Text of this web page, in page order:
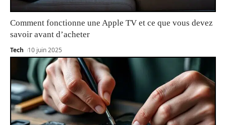
Comment fonctionne une Apple TV et ce que vous devez
savoir avant d’acheter
Tech 10 juin 2025